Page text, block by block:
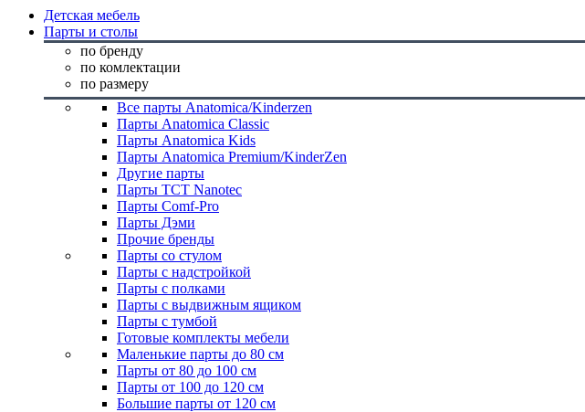
Детская мебель
Парты и столы
по бренду
по комлектации
по размеру
Все парты Anatomica/Kinderzen
Парты Anatomica Classic
Парты Anatomica Kids
Парты Anatomica Premium/KinderZen
Другие парты
Парты TCT Nanotec
Парты Comf-Pro
Парты Дэми
Прочие бренды
Парты со стулом
Парты с надстройкой
Парты с полками
Парты с выдвижным ящиком
Парты с тумбой
Готовые комплекты мебели
Маленькие парты до 80 см
Парты от 80 до 100 см
Парты от 100 до 120 см
Большие парты от 120 см